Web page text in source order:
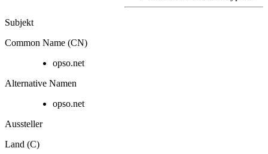
Subjekt
Common Name (CN)
opso.net
Alternative Namen
opso.net
Aussteller
Land (C)